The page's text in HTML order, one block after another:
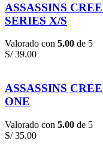
ASSASSINS
SERIES X/S
Valorado con 5.00 de 5
S/39.00
ASSASSINS
ONE
Valorado con 5.00 de 5
S/35.00